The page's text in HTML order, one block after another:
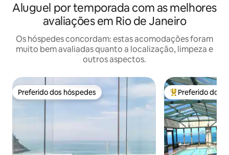
Aluguel por temporada com as melhores
avaliações em Rio de Janeiro
Os hóspedes concordam: estas acomodações foram
muito bem avaliadas quanto a localização, limpeza e
outros aspectos.
Preferido dos hóspedes
Preferido dos hóspedes Entre os
Preferido dos